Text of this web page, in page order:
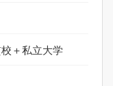
＋私立大学